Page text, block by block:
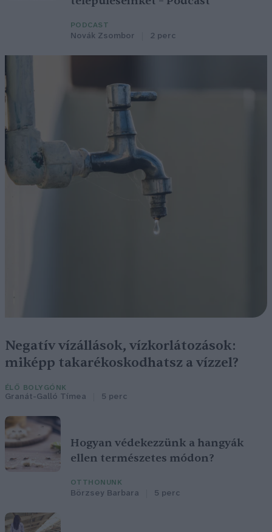
PODCAST
Novák Zsombor 2 perc
Negatív vízállások, vízkorlátozások:
miképp takarékoskodhatsz a vízzel?
ÉLŐ BOLYGÓNK
Granát-Galló Tímea 5 perc
Hogyan védekezzünk a hangyák
ellen természetes módon?
OTTHONUNK
Börzsey Barbara 5 perc